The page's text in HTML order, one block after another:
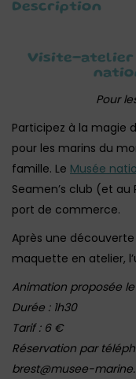
Description
Visite-atelier
Pour
Participez à la magie
pour les marins du
famille. Le Musée
Seamen’s club (et
port de commerce.
Après une
maquette en atelier,
Animation proposée
Durée : 1h30
Tarif : 6 €
Réservation par
brest@musee-